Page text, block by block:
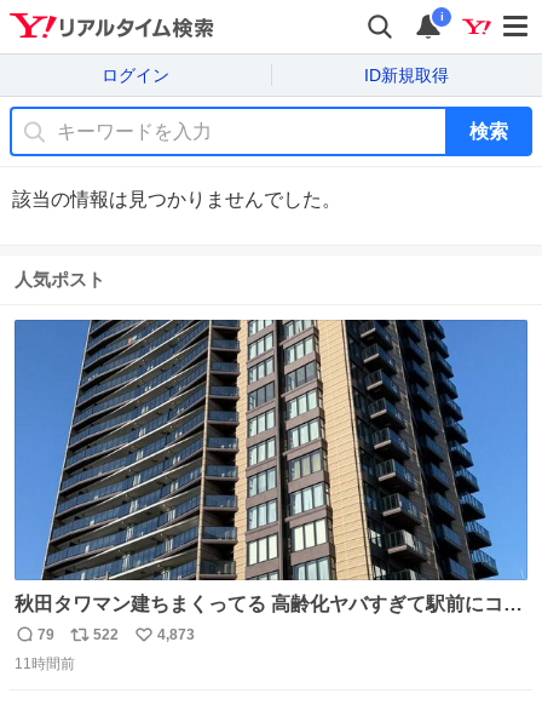
i
ログイン ID新規取得
検索
該当の情報は見つかりませんでした。
人気ポスト
秋田タワマン建ちまくってる 高齢化ヤバすぎて駅前にコン
パクトシティつくって高齢者を住ませる考えらしい 病院も
全部駅前にある
返
信
79
リ
ポ
522
い
4,873
11時間前